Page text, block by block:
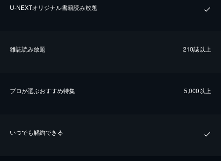
U-NEXTオリジナル書籍読み放題
雑誌読み放題 210誌以上
プロが選ぶおすすめ特集 5,000以上
いつでも解約できる